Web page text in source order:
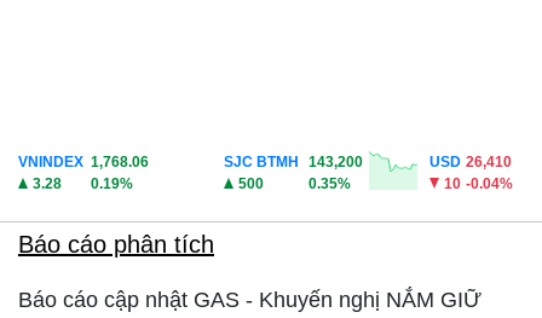
VNINDEX 1,768.06
3.28
0.19%
SJC BTMH
143,200
500
0.35%
USD 26,410
10 -0.04%
Báo cáo phân tích
Báo cáo cập nhật GAS - Khuyến nghị NẮM GIỮ